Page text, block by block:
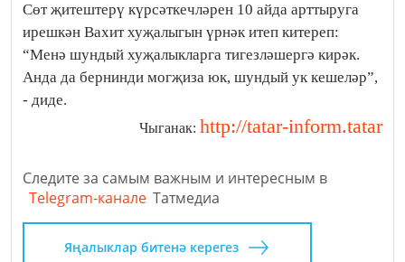
Сөт җитештерү күрсәткечләрен 10 айда арттыруга
ирешкән Вахит хуҗалыгын үрнәк итеп китереп:
“Менә шундый хуҗалыкларга тигезләшергә кирәк.
Анда да бернинди могҗиза юк, шундый ук кешеләр”,
- диде.
Чыганак: http://tatar-inform.tatar
Следите за самым важным и интересным в
Telegram-канале Татмедиа
Яңалыклар битенә керегез